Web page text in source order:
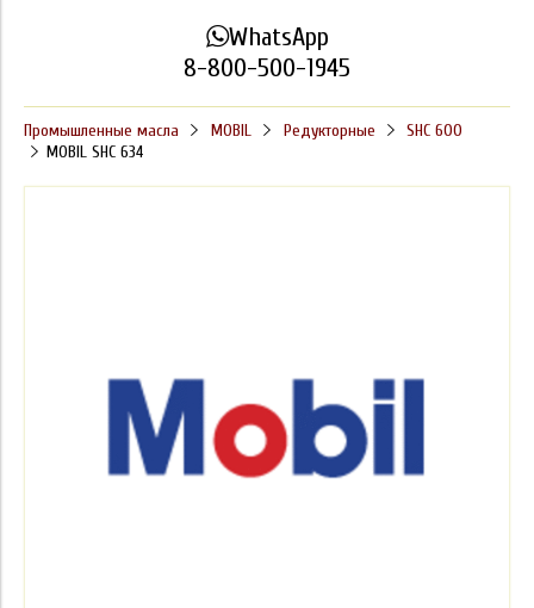
WhatsApp
8-800-500-1945
Промышленные масла MOBIL Редукторные
SHC 600
MOBIL SHC 634